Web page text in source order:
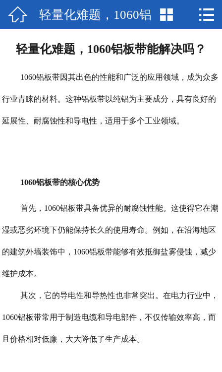
 网站首页
 轻量化难题，1060铝
板带能解决吗？
 
轻量化难题，1060铝板带能解决吗？
1060铝板带因其出色的性能和广泛的应用领域，成为众多
行业青睐的材料。这种铝板带以纯铝为主要成分，具有良好的
延展性、耐腐蚀性和导电性，适用于多个工业领域。
1060铝板带的核心优势
首先，1060铝板带具备优异的耐腐蚀性能。这使得它在潮
湿或恶劣环境下仍能保持长久的使用寿命。例如，在沿海地区
的建筑外墙装饰中，1060铝板带能够有效抵御盐雾侵蚀，减少
维护成本。
其次，它的导电性和导热性也非常突出。在电力行业中，
1060铝板带常用于制造电缆和导电部件，不仅传输效率高，而
且价格相对低廉，大大降低了生产成本。